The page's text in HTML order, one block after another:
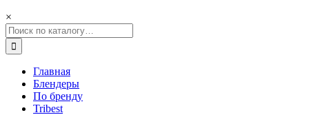
×
Главная
Блендеры
По бренду
Tribest